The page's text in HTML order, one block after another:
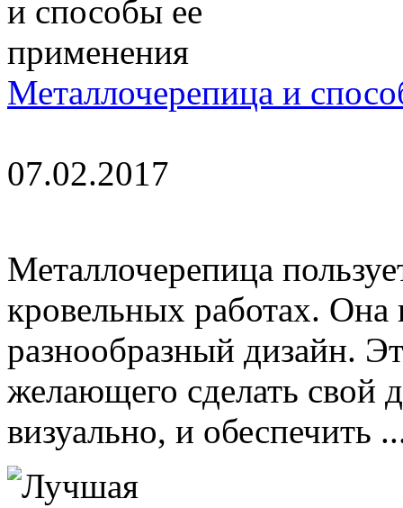
Металлочерепица и
07.02.2017
Металлочерепица
кровельных работах. Она
разнообразный дизайн.
желающего сделать свой
визуально, и обеспечить